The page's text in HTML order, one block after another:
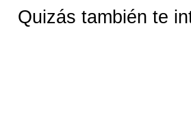
Quizás también te